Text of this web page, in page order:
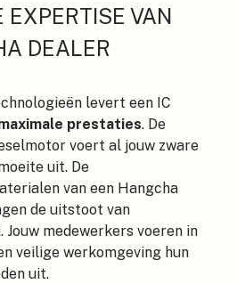
EXPERTISE VAN
DEALER
levert een IC
prestaties. De
voert al jouw zware
uit. De
van een Hangcha
de uitstoot van
medewerkers voeren in
veilige werkomgeving hun
uit.